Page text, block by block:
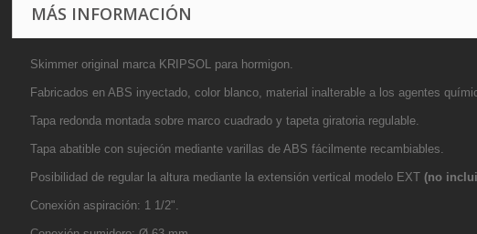
MÁS INFORMACIÓN
Skimmer original marca KRIPSOL para hormigon.
Fabricados en ABS inyectado, color blanco, material inalterable a los agentes
Tapa redonda montada sobre marco cuadrado y tapeta giratoria regulable.
Tapa abatible con sujeción mediante varillas de ABS fácilmente recambiables.
Posibilidad de regular la altura mediante la extensión vertical modelo EXT (no
Conexión aspiración: 1 1/2".